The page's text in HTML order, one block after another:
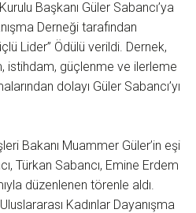
Başkanı Güler Sabancı’ya
Derneği tarafından
Lider” Ödülü verildi. Dernek,
istihdam, güçlenme ve ilerleme
dolayı Güler Sabancı’yı
Bakanı Muammer Güler’in eşi
Türkan Sabancı, Emine Erdem
düzenlenen törenle aldı.
Kadınlar Dayanışma